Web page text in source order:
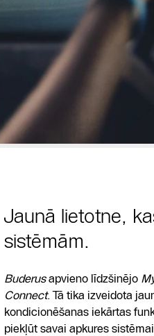
Jaunā lietotne,
sistēmām.
Buderusapvieno līdzšinējo
Connect. Tā tika izveidota
kondicionēšanas iekārtas
piekļūt savai apkures